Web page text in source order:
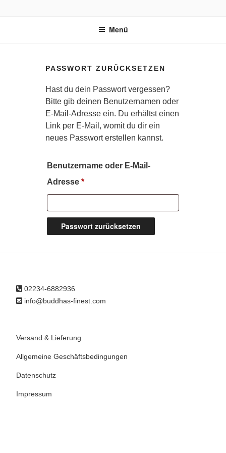
Menü
PASSWORT ZURÜCKSETZEN
Hast du dein Passwort vergessen?
Bitte gib deinen Benutzernamen oder
E-Mail-Adresse ein. Du erhältst einen
Link per E-Mail, womit du dir ein
neues Passwort erstellen kannst.
Benutzername oder E-Mail-
Adresse *Erforderlich
Passwort zurücksetzen
02234-6882936
info@buddhas-finest.com
Versand & Lieferung
Allgemeine Geschäftsbedingungen
Datenschutz
Impressum